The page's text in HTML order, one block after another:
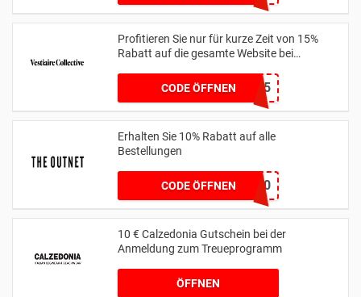
Profitieren Sie nur für kurze Zeit von 15%
Rabatt auf die gesamte Website bei
CODE ÖFFNENBAGS15
Erhalten Sie 10% Rabatt auf alle
Bestellungen
CODE ÖFFNEN
GIFTFORYOU10
10 € Calzedonia Gutschein bei der
Anmeldung zum Treueprogramm
ÖFFNEN